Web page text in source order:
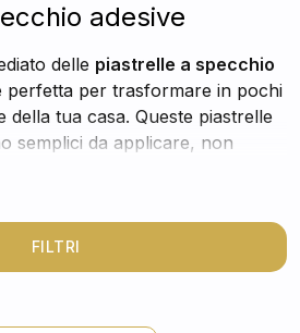
adesive
delle piastrelle a specchio
perfetta per trasformare in pochi
della tua casa. Queste piastrelle
semplici da applicare, non
complicate, e ti
rimuovere la pellicola protettiva
cucina, soggiorno, bagno o
design elegante e versatile, si
FILTRI